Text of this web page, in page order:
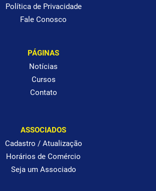
Política de Privacidade
Fale Conosco
PÁGINAS
Notícias
Cursos
Contato
ASSOCIADOS
Cadastro / Atualização
Horários de Comércio
Seja um Associado